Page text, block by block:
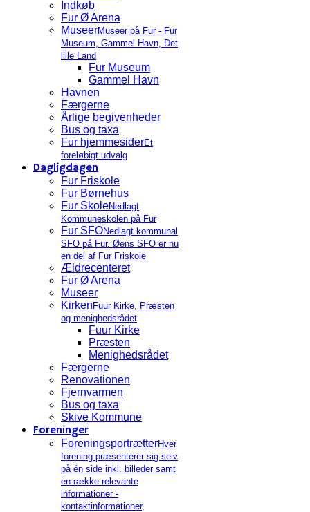
Indkøb
Fur Ø Arena
MuseerMuseer på Fur - Fur
Museum, Gammel Havn, Det
lille Land
Fur Museum
Gammel Havn
Havnen
Færgerne
Årlige begivenheder
Bus og taxa
Fur hjemmesiderEt
foreløbigt udvalg
Dagligdagen
Fur Friskole
Fur Børnehus
Fur SkoleNedlagt
Kommuneskolen på Fur
Fur SFONedlagt kommunal
SFO på Fur. Øens SFO er nu
en del af Fur Friskole
Ældrecenteret
Fur Ø Arena
Museer
Kirken Fuur Kirke, Præsten
og menighedsrådet
Fuur Kirke
Præsten
Menighedsrådet
Færgerne
Renovationen
Fjernvarmen
Bus og taxa
Skive Kommune
Foreninger
ForeningsportrætterHver
forening præsenterer sig selv
på én side inkl. billeder samt
en række relevante
informationer -
kontaktinformationer,